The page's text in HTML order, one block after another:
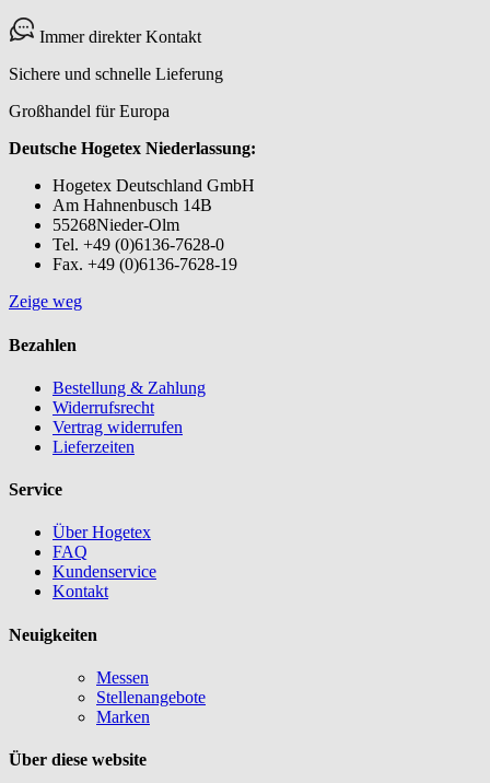
Immer direkter Kontakt
Sichere und schnelle Lieferung
Großhandel für Europa
Deutsche Hogetex Niederlassung:
Hogetex Deutschland GmbH
Am Hahnenbusch 14B
55268Nieder-Olm
Tel. +49 (0)6136-7628-0
Fax. +49 (0)6136-7628-19
Zeige weg
Bezahlen
Bestellung & Zahlung
Widerrufsrecht
Vertrag widerrufen
Lieferzeiten
Service
Über Hogetex
FAQ
Kundenservice
Kontakt
Neuigkeiten
Messen
Stellenangebote
Marken
Über diese website